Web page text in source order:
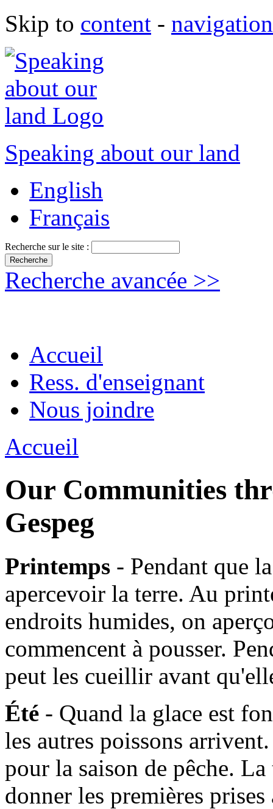
Skip to content - navigation
Speaking about our land
English
Français
Recherche sur le site :
Recherche avancée >>
Accueil
Ress. d'enseignant
Nous joindre
Accueil
Our Communities
Gespeg
Printemps - Pendant que
apercevoir la terre. Au
endroits humides, on
commencent à pousser.
peut les cueillir avant
Été - Quand la glace est
les autres poissons
pour la saison de pêche.
donner les premières